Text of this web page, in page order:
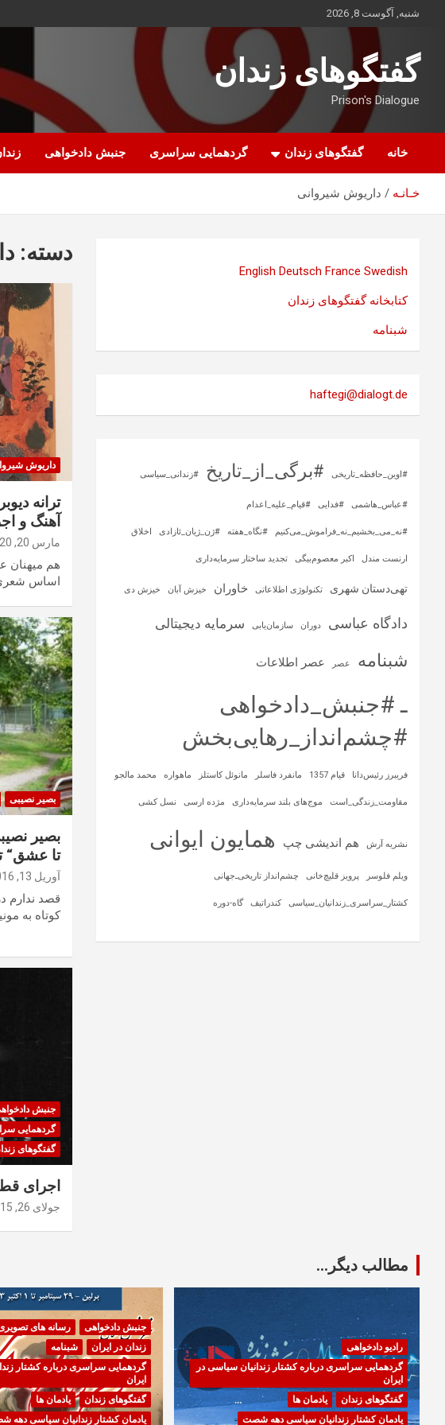
شنبه, آگوست 8, 2026
گفتگوهای زندان
Prison's Dialogue
خانه گفتگوهای زندان گردهمایی سراسری جنبش دادخواهی
خـانـه داریوش شیروانی
دسته:
داریوش
ترانه
آهنگ و
مارس 20, 2020
هم میهنان
اساس
بصیر نصیبی
بصیر
تا عشق“
آوریل 13, 2016
قصد ندارم
کوتاه به
جنبش
گردهمایی
گفتگوهای
اجرای قطعه 67 – داریوش
جولای 26, 2015
English Deutsch France Swedish
کتابخانه گفتگوهای زندان
شبنامه
haftegi@dialogt.de
#اوین_حافظه_تاریخی #برگی_از_تاریخ #زندانی_سیاسی
#عباس_هاشمی #فدایی #قیام_علیه_اعدام
#نه_می_بخشیم_نه_فراموش_می‌کنیم #نگاه_هفته #ژن_ژیان_ئازادی اخلاق
ارنست مندل اکبر معصوم‌بیگی تجدید ساختار سرمایه‌داری
تهی‌دستان شهری تکنولوژی اطلاعاتی خاوران خیزش آبان خیزش دی
دادگاه عباسی دوران سازمان‌یابی سرمایه‌ دیجیتالی
شبنامه عصر عصر اطلاعات
ـ #جنبش_دادخواهی
#چشم‌انداز_رهایی‌بخش
فریبرز رئیس‌دانا قیام 1357 مانفرد فاسلر مانوئل کاستلز ماهواره‌ محمد مالجو
مقاومت_زندگی_است موج‌های بلند سرمایه‌داری مژده ارسی نسل کشی
نشریه آرش هم اندیشی چپ همایون ایوانی
ویلم فلوسر پرویز قلیچ‌خانی چشم‌انداز تاریخی‌ـ‌جهانی
کشتار_سراسری_زندانیان_سیاسی کندراتیف گاه-دوره
مطالب دیگر...
رادیو دادخواهی
گردهمایی سراسری درباره کشتار زندانیان سیاسی در
ایران
گفتگوهای زندان
یادمان ها
یادمان کشتار زندانیان سیاسی دهه شصت
جنبش دادخواهی
رسانه های
زندان در ایران
شبنامه
گردهمایی سراسری درباره کشتار
ایران
گفتگوهای زندان
یادمان ها
یادمان کشتار زندانیان سیاسی دهه